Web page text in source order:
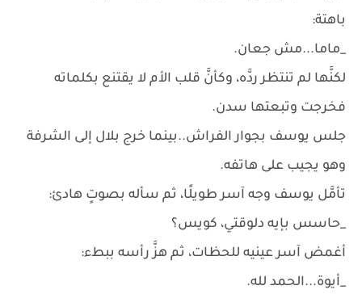
باهتة:
_ماما...مش جعان.
لكنَّها لم تنتظر ردَّه، وكأنَّ قلب الأم لا يقتنع بكلماته
فخرجت وتبعتها سدن.
جلس يوسف بجوار الفراش..بينما خرج بلال إلى الشرفة
وهو يجيب على هاتفه.
تأمَّل يوسف وجه آسر طويلًا، ثم سأله بصوتٍ هادئ:
_حاسس بإيه دلوقتي، كويس؟
أغمض آسر عينيه للحظات، ثم هزَّ رأسه ببطء:
_أيوة...الحمد لله.